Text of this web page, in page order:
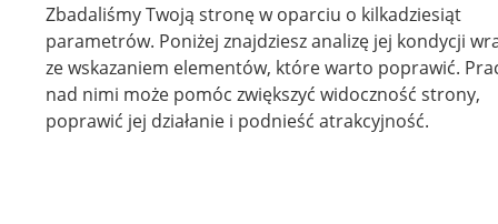
Zbadaliśmy Twoją stronę w oparciu o kilkadziesiąt
parametrów. Poniżej znajdziesz analizę jej kondycji
ze wskazaniem elementów, które warto poprawić.
nad nimi może pomóc zwiększyć widoczność strony,
poprawić jej działanie i podnieść atrakcyjność.